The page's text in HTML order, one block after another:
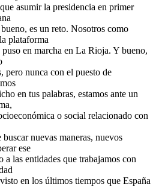
asumir la presidencia en primer
es un reto. Nosotros como
plataforma
puso en marcha en La Rioja. Y bueno,
pero nunca con el puesto de
en tus palabras, estamos ante un
o social relacionado con
nuevas maneras, nuevos
ese
las entidades que trabajamos con
en los últimos tiempos que España